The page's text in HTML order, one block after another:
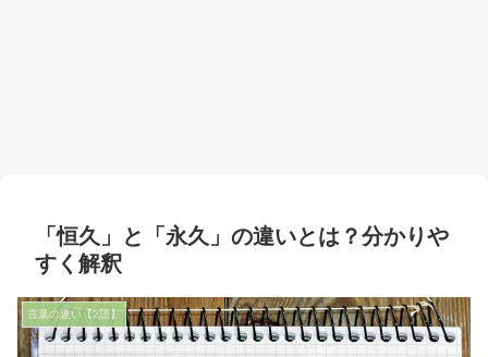
「恒久」と「永久」の違いとは？分かりや
すく解釈
言葉の違い【2語】